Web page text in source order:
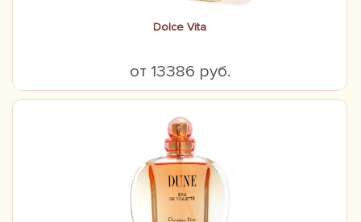
Dolce Vita
от 13386 руб.